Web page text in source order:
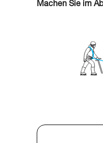
Machen Sie im